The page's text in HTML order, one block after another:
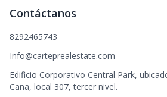
Contáctanos
8292465743
Info@carteprealestate.com
Edificio Corporativo Central Park,
Cana, local 307, tercer nivel.